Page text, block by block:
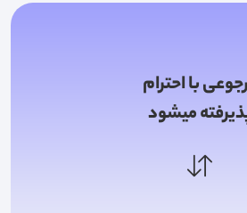
با احترام
میشود